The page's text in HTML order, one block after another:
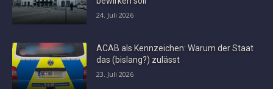
24. Juli 2026
ACAB als Kennzeichen: Warum der Staat
das (bislang?) zulässt
23. Juli 2026